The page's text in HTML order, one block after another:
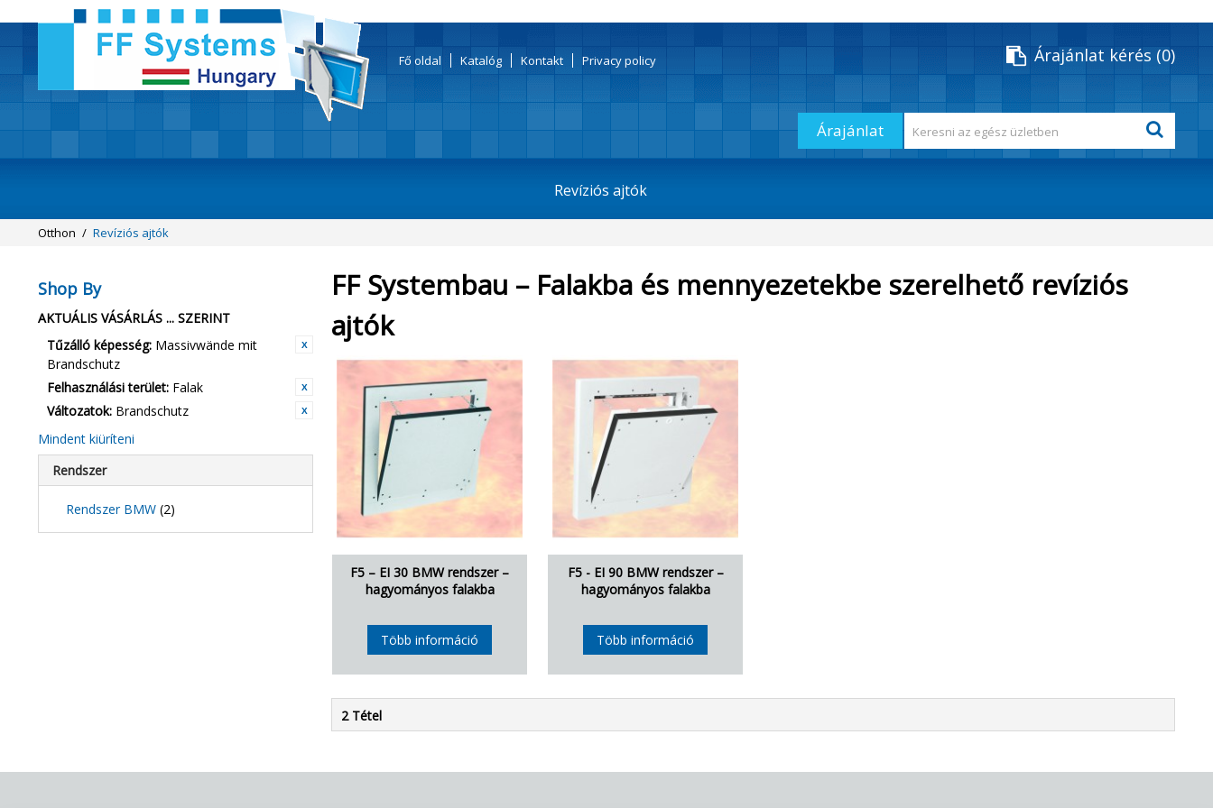
Fő oldal Katalóg Kontakt Privacy policy Árajánlat kérés 0
Revíziós ajtók
Árajánlat
Otthon / Revíziós ajtók
Shop By
AKTUÁLIS VÁSÁRLÁS ... SZERINT
Tűzálló képesség: Massivwände mit
Brandschutz
Felhasználási terület: Falak
Változatok: Brandschutz
Mindent kiüríteni
Rendszer
Rendszer BMW (2)
FF Systembau – Falakba és mennyezetekbe szerelhető revíziós
ajtók
F5 – EI 30 BMW rendszer –
hagyományos falakba
Több információ
F5 - EI 90 BMW rendszer –
hagyományos falakba
Több információ
2 Tétel